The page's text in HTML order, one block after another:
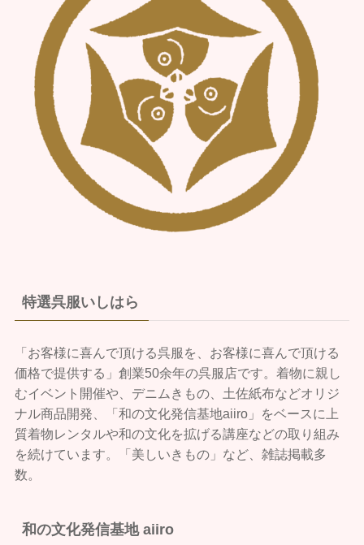
特選呉服いしはら
「お客様に喜んで頂ける呉服を、お客様に喜んで頂ける
価格で提供する」創業50余年の呉服店です。着物に親し
むイベント開催や、デニムきもの、土佐紙布などオリジ
ナル商品開発、「和の文化発信基地aiiro」をベースに上
質着物レンタルや和の文化を拡げる講座などの取り組み
を続けています。「美しいきもの」など、雑誌掲載多
数。
和の文化発信基地 aiiro